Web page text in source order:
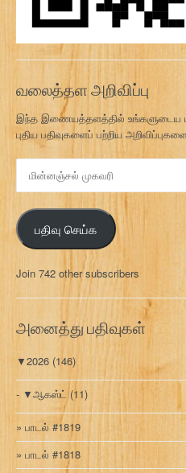
வலைத்தள அறிவிப்பு
இந்த இணையத்தளத்தில் உங்களுடைய
புதிய பதிவுகளைப் பற்றிய
ன
ஞ்
ச
ல்
க
வ
பதிவு செய்க
Join 742 other subscribers
அனைத்து பதிவுகள்
▼2026 (146)
▼ஆகஸ்ட் (11)
பாடல் #1819
பாடல் #1818